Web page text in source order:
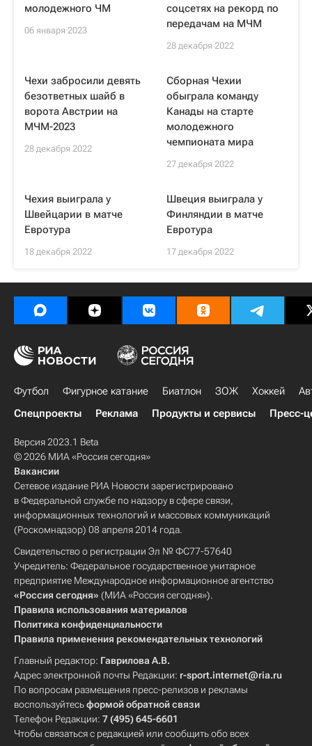
молодежного ЧМ
06 января 2023
соцсетях на рекорд по
передачам на МЧМ
28 декабря 2022
Чехи забросили девять
безответных шайб в
ворота Австрии на
МЧМ-2023
28 декабря 2022
Сборная Чехии
обыграла команду
Канады на старте
молодежного
чемпионата мира
27 декабря 2022
Чехия выиграла у
Швейцарии в матче
Евротура
18 декабря 2022
Швеция выиграла у
Финляндии в матче
Евротура
17 декабря 2022
Футбол Фигурное катание Биатлон ЗОЖ Хоккей
Спецпроекты
Реклама Продукты и сервисы Пресс-
Версия 2023.1 Beta
© 2026 МИА «Россия сегодня»
Вакансии
Сетевое издание РИА Новости зарегистрировано
в Федеральной службе по надзору в сфере связи,
информационных технологий и массовых коммуникаций
(Роскомнадзор) 08 апреля 2014 года.
Свидетельство о регистрации Эл № ФС77-57640
Учредитель: Федеральное государственное унитарное
предприятие Международное информационное агентство
«Россия сегодня» (МИА «Россия сегодня»).
Правила использования материалов
Политика конфиденциальности
Правила применения рекомендательных технологий
Главный редактор: Гаврилова А.В.
Адрес электронной почты Редакции: r-sport.internet@ria.ru
По вопросам размещения пресс-релизов и рекламы
воспользуйтесьформой обратной связи
Телефон Редакции: 7 (495) 645-6601
Чтобы связаться с редакцией или сообщить обо всех